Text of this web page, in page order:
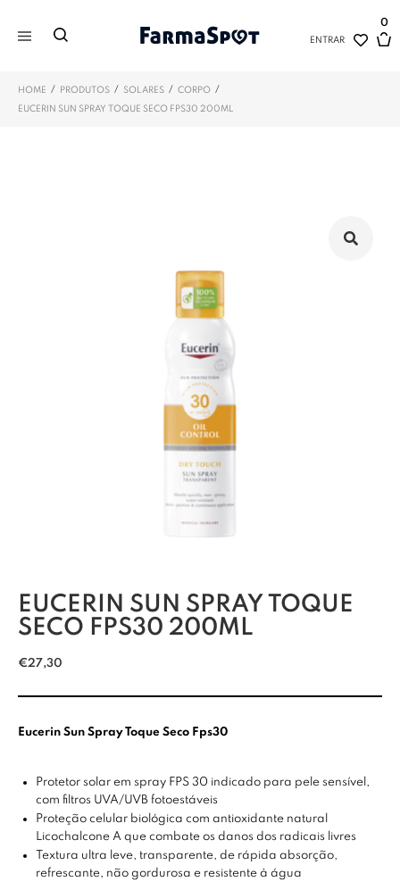
ENTRAR
0
HOME / PRODUTOS / SOLARES / CORPO /
EUCERIN SUN SPRAY TOQUE SECO FPS30 200ML
EUCERIN SUN SPRAY TOQUE
SECO FPS30 200ML
€27,30
Eucerin Sun Spray Toque Seco Fps30
Protetor solar em spray FPS 30 indicado para pele sensível,
com filtros UVA/UVB fotoestáveis
Proteção celular biológica com antioxidante natural
Licochalcone A que combate os danos dos radicais livres
Textura ultra leve, transparente, de rápida absorção,
refrescante, não gordurosa e resistente à água